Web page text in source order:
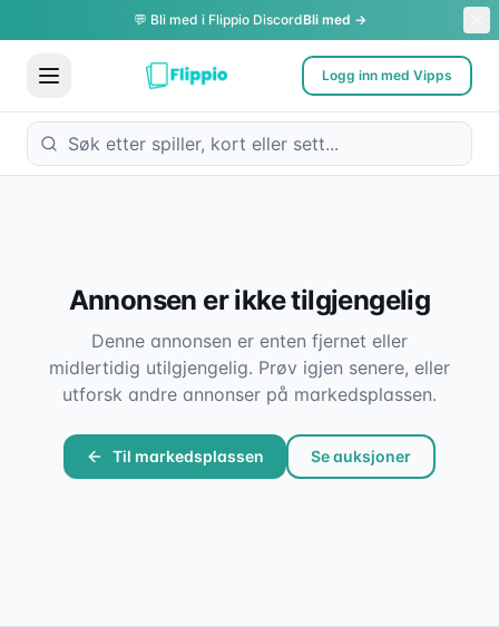
💬 Bli med i Flippio DiscordBli med →
Logg inn med Vipps
Annonsen er ikke tilgjengelig
Denne annonsen er enten fjernet eller
midlertidig utilgjengelig. Prøv igjen senere, eller
utforsk andre annonser på markedsplassen.
Til markedsplassen Se auksjoner